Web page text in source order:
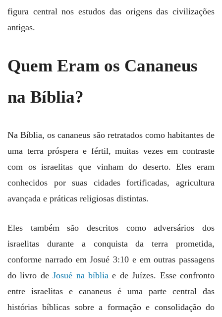
figura central nos estudos das origens das civilizações
antigas.
Quem Eram os Cananeus
na Bíblia?
Na Bíblia, os cananeus são retratados como habitantes de
uma terra próspera e fértil, muitas vezes em contraste
com os israelitas que vinham do deserto. Eles eram
conhecidos por suas cidades fortificadas, agricultura
avançada e práticas religiosas distintas.
Eles também são descritos como adversários dos
israelitas durante a conquista da terra prometida,
conforme narrado em Josué 3:10 e em outras passagens
do livro deJosué na bíblia e de Juízes. Esse confronto
entre israelitas e cananeus é uma parte central das
histórias bíblicas sobre a formação e consolidação do